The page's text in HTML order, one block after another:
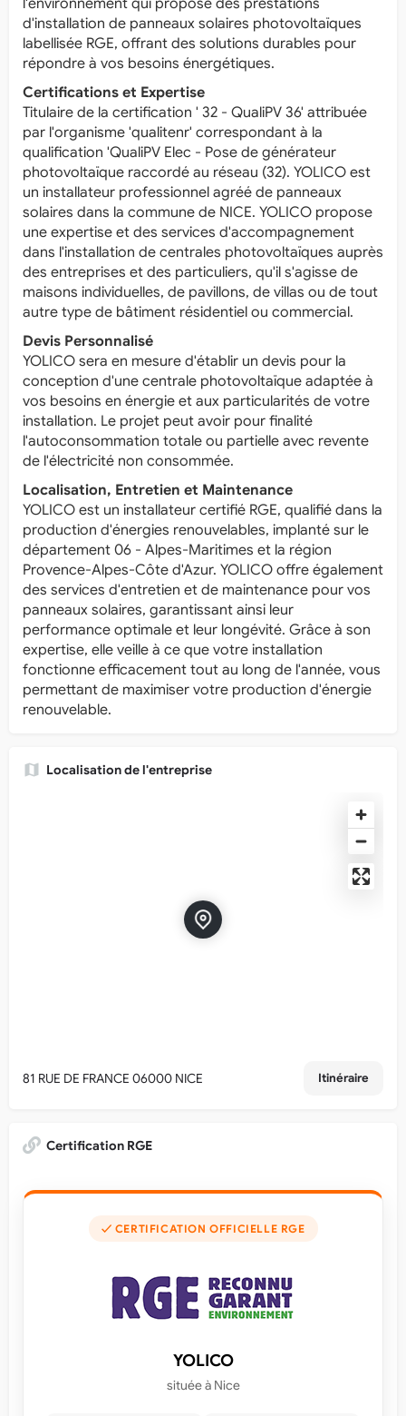
d'installation de panneaux solaires photovoltaïques
labellisée RGE, offrant des solutions durables pour
répondre à vos besoins énergétiques.
Certifications et Expertise
Titulaire de la certification ' 32 - QualiPV 36' attribuée
par l'organisme 'qualitenr' correspondant à la
qualification 'QualiPV Elec - Pose de générateur
photovoltaïque raccordé au réseau (32). YOLICO est
un installateur professionnel agréé de panneaux
solaires dans la commune de NICE. YOLICO propose
une expertise et des services d'accompagnement
dans l'installation de centrales photovoltaïques auprès
des entreprises et des particuliers, qu'il s'agisse de
maisons individuelles, de pavillons, de villas ou de tout
autre type de bâtiment résidentiel ou commercial.
Devis Personnalisé
YOLICO sera en mesure d'établir un devis pour la
conception d'une centrale photovoltaïque adaptée à
vos besoins en énergie et aux particularités de votre
installation. Le projet peut avoir pour finalité
l'autoconsommation totale ou partielle avec revente
de l'électricité non consommée.
Localisation, Entretien et Maintenance
YOLICO est un installateur certifié RGE, qualifié dans la
production d'énergies renouvelables, implanté sur le
département 06 - Alpes-Maritimes et la région
Provence-Alpes-Côte d'Azur. YOLICO offre également
des services d'entretien et de maintenance pour vos
panneaux solaires, garantissant ainsi leur
performance optimale et leur longévité. Grâce à son
expertise, elle veille à ce que votre installation
fonctionne efficacement tout au long de l'année, vous
permettant de maximiser votre production d'énergie
renouvelable.
Localisation de l'entreprise
81 RUE DE FRANCE 06000 NICE Itinéraire
Certification RGE
✓ CERTIFICATION OFFICIELLE RGE
YOLICO
située à Nice